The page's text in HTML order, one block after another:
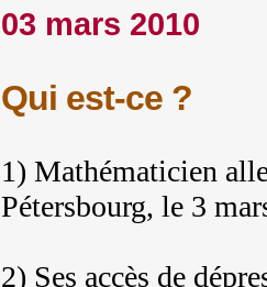
03 mars 2010
Qui est-ce ?
1) Mathématicien
Pétersbourg, le 3
2) Ses accès de